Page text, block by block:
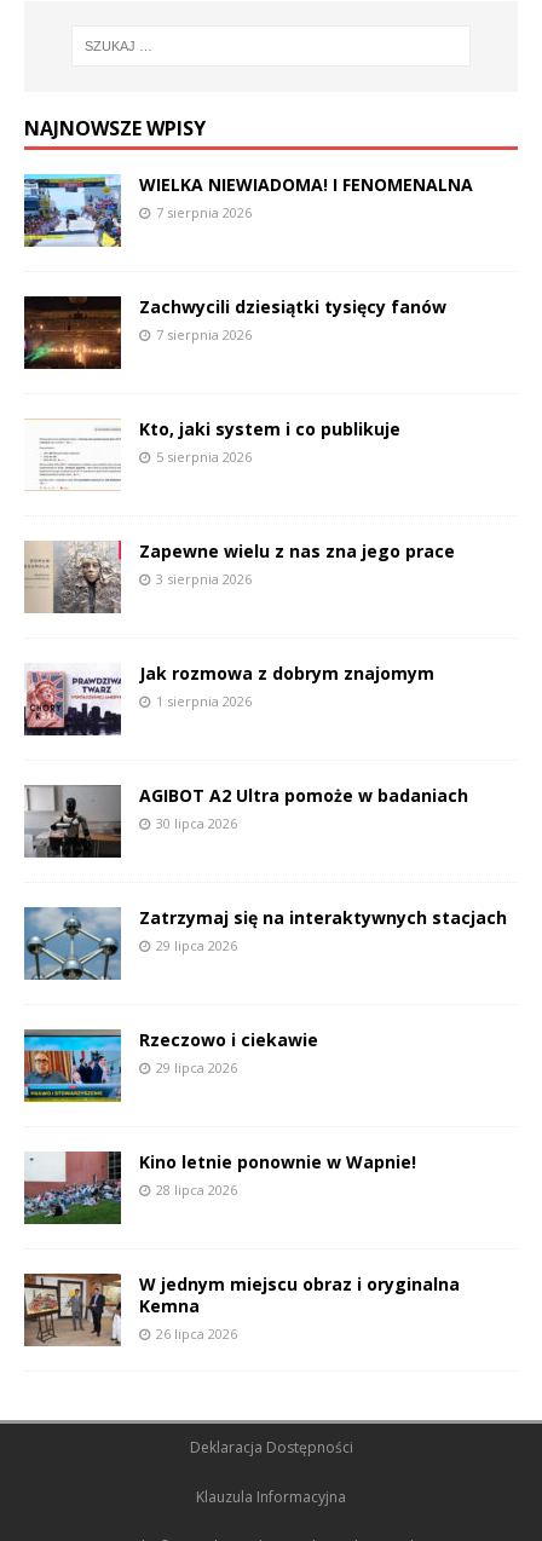
NAJNOWSZE WPISY
WIELKA NIEWIADOMA! I FENOMENALNA
7 sierpnia 2026
Zachwycili dziesiątki tysięcy fanów
7 sierpnia 2026
Kto, jaki system i co publikuje
5 sierpnia 2026
Zapewne wielu z nas zna jego prace
3 sierpnia 2026
Jak rozmowa z dobrym znajomym
1 sierpnia 2026
AGIBOT A2 Ultra pomoże w badaniach
30 lipca 2026
Zatrzymaj się na interaktywnych stacjach
29 lipca 2026
Rzeczowo i ciekawie
29 lipca 2026
Kino letnie ponownie w Wapnie!
28 lipca 2026
W jednym miejscu obraz i oryginalna
Kemna
26 lipca 2026
Deklaracja Dostępności
Klauzula Informacyjna